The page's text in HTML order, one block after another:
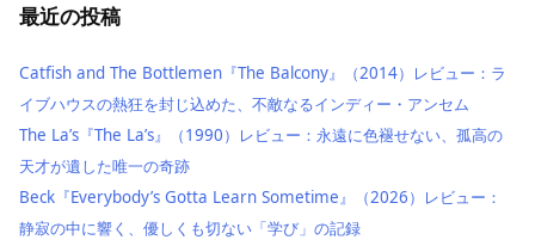
最近の投稿
Catfish and The Bottlemen『The Balcony』（2014）レビュー：ラ
イブハウスの熱狂を封じ込めた、不敵なるインディー・アンセム
The La’s『The La’s』（1990）レビュー：永遠に色褪せない、孤高の
天才が遺した唯一の奇跡
Beck『Everybody’s Gotta Learn Sometime』（2026）レビュー：
静寂の中に響く、優しくも切ない「学び」の記録